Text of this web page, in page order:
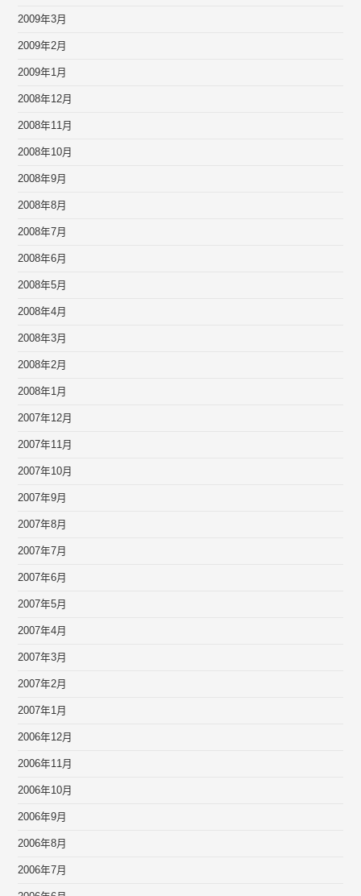
2009年3月
2009年2月
2009年1月
2008年12月
2008年11月
2008年10月
2008年9月
2008年8月
2008年7月
2008年6月
2008年5月
2008年4月
2008年3月
2008年2月
2008年1月
2007年12月
2007年11月
2007年10月
2007年9月
2007年8月
2007年7月
2007年6月
2007年5月
2007年4月
2007年3月
2007年2月
2007年1月
2006年12月
2006年11月
2006年10月
2006年9月
2006年8月
2006年7月